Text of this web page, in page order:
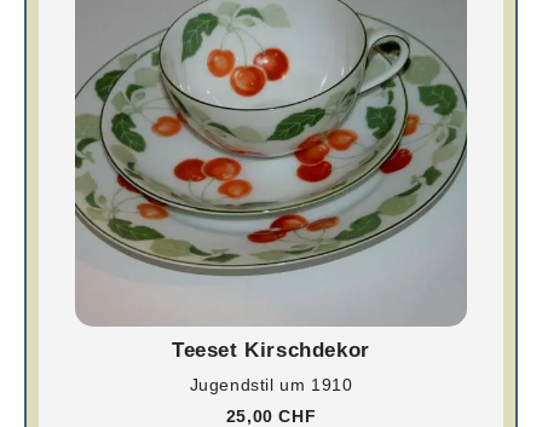
Teeset Kirschdekor
Jugendstil um 1910
25,00 CHF